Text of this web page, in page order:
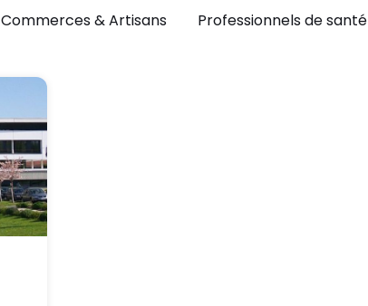
Commerces & Artisans Professionnels de santé